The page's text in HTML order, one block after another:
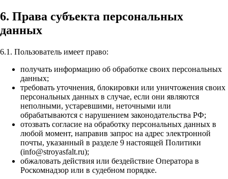
6. Права субъекта персональных
данных
6.1. Пользователь имеет право:
получать информацию об обработке своих персональных
данных;
требовать уточнения, блокировки или уничтожения своих
персональных данных в случае, если они являются
неполными, устаревшими, неточными или
обрабатываются с нарушением законодательства РФ;
отозвать согласие на обработку персональных данных в
любой момент, направив запрос на адрес электронной
почты, указанный в разделе 9 настоящей Политики
(info@stroyasfalt.ru);
обжаловать действия или бездействие Оператора в
Роскомнадзор или в судебном порядке.